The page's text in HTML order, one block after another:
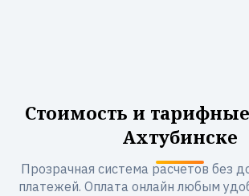
Стоимость и
Ахтубинске
Прозрачная система расчетов без
платежей. Оплата онлайн любым